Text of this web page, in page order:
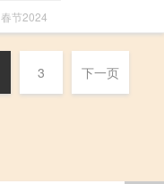
春节2024
3 下一页